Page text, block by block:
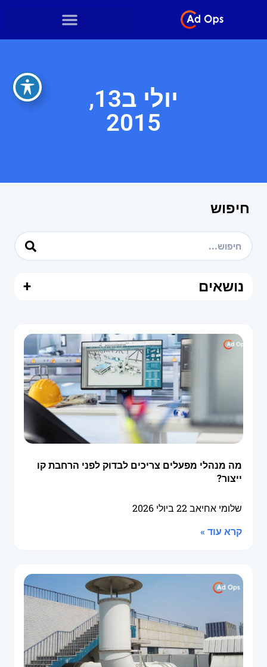
יולי ב13,
2015
חיפוש
נושאים +
מה מנהלי מפעלים צריכים לבדוק לפני הרחבת קו
ייצור?
שלומי אחיאב22 ביולי 2026
קרא עוד »